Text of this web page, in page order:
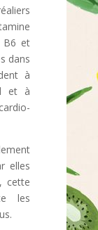
B6 et
dans
à
et à
elles
cette
les